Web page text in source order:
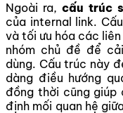
Ngoài ra,cấu trúc
của internal link.
và tối ưu hóa các
nhóm chủ đề để
dùng. Cấu trúc này
dàng điều hướng
đồng thời cũng giúp
định mối quan hệ